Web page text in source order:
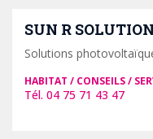
SUN R
Solutions
HABITAT / CONSEILS /
04 75 71 43 47